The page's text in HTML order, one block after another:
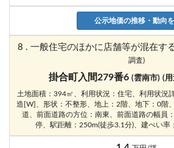
公示地価の推移・動向
8 . 一般住宅のほかに店舗等が混在す
調査)
掛合町入間279番6 (雲南市) (用
土地面積：394㎡、利用状況：住宅、利用状況
造[W]、形状：不整形、地上：2階、地下：0階
道、前面道路の方位：南東、前面道路の幅員
停、駅距離：250m(徒歩3.1分)、建ぺい率